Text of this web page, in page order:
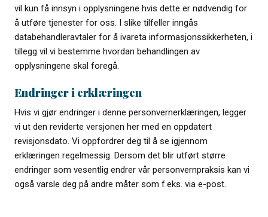
vil kun få innsyn i opplysningene hvis dette er nødvendig for
å utføre tjenester for oss. I slike tilfeller inngås
databehandleravtaler for å ivareta informasjonssikkerheten, i
tillegg vil vi bestemme hvordan behandlingen av
opplysningene skal foregå.
Endringer i erklæringen
Hvis vi gjør endringer i denne personvernerklæringen, legger
vi ut den reviderte versjonen her med en oppdatert
revisjonsdato. Vi oppfordrer deg til å se igjennom
erklæringen regelmessig. Dersom det blir utført større
endringer som vesentlig endrer vår personvernpraksis kan vi
også varsle deg på andre måter som f.eks. via e-post.